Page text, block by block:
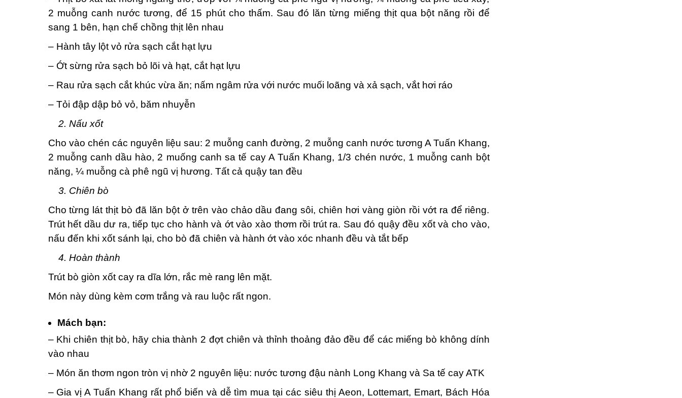
2 muỗng canh nước tương, để 15 phút cho thấm. Sau đó lăn từng miếng thịt qua bột năng rồi để
sang 1 bên, hạn chế chồng thịt lên nhau
– Hành tây lột vỏ rửa sạch cắt hạt lựu
– Ớt sừng rửa sạch bỏ lõi và hạt, cắt hạt lựu
– Rau rửa sạch cắt khúc vừa ăn; nấm ngâm rửa với nước muối loãng và xả sạch, vắt hơi ráo
– Tỏi đập dập bỏ vỏ, băm nhuyễn
2. Nấu xốt
Cho vào chén các nguyên liệu sau: 2 muỗng canh đường, 2 muỗng canh nước tương A Tuấn Khang,
2 muỗng canh dầu hào, 2 muống canh sa tế cay A Tuấn Khang, 1/3 chén nước, 1 muỗng canh bột
năng, ¼ muỗng cà phê ngũ vị hương. Tất cả quậy tan đều
3. Chiên bò
Cho từng lát thịt bò đã lăn bột ở trên vào chảo dầu đang sôi, chiên hơi vàng giòn rồi vớt ra để riêng.
Trút hết dầu dư ra, tiếp tục cho hành và ớt vào xào thơm rồi trút ra. Sau đó quậy đều xốt và cho vào,
nấu đến khi xốt sánh lại, cho bò đã chiên và hành ớt vào xóc nhanh đều và tắt bếp
4. Hoàn thành
Trút bò giòn xốt cay ra dĩa lớn, rắc mè rang lên mặt.
Món này dùng kèm cơm trắng và rau luộc rất ngon.
Mách bạn:
– Khi chiên thịt bò, hãy chia thành 2 đợt chiên và thỉnh thoảng đảo đều để các miếng bò không dính
vào nhau
– Món ăn thơm ngon tròn vị nhờ 2 nguyên liệu: nước tương đậu nành Long Khang và Sa tế cay ATK
– Gia vị A Tuấn Khang rất phổ biến và dễ tìm mua tại các siêu thị Aeon, Lottemart, Emart, Bách Hóa